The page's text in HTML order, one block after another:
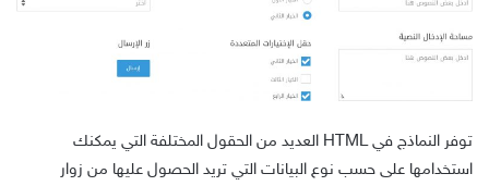
توفر النماذج في HTML العديد من الحقول المختلفة التي يمكنك
استخدامها على حسب نوع البيانات التي تريد الحصول عليها من زوار